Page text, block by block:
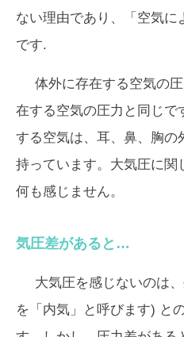
ない理由であり、「空気に
です.
体外に存在する空気の
在する空気の圧力と同じで
する空気は、耳、鼻、胸の
持っています。大気圧に関
何も感じません。
気圧差があると…
大気圧を感じないのは
を「内気」と呼びます) と